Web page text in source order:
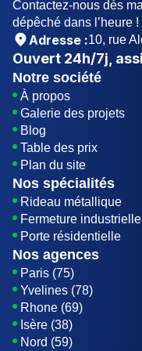
Contactez-nous dès
dépêché dans l’heure !
Adresse :10, rue
Ouvert 24h/7j ,
Notre société
À propos
Galerie des projets
Blog
Table des prix
Plan du site
Nos spécialités
Rideau métallique
Fermeture industrielle
Porte résidentielle
Nos agences
Paris (75)
Yvelines (78)
Rhone (69)
Isère (38)
Nord (59)